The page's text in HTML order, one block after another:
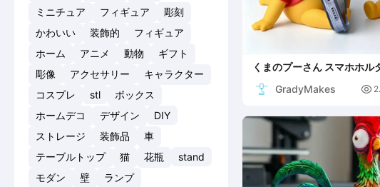
ミニチュア
フィギュア
彫刻
かわいい
装飾的
フィギュア
ホーム
アニメ 動物
ギフト
彫像
アクセサリー
キャラクター
コスプレ
stl
ボックス
ホームデコ
デザイン
DIY
ストレージ
装飾品
車
テーブルトップ
猫 花瓶
stand
モダン
壁 ランプ
くまのプーさん スマホホル
GradyMakes
